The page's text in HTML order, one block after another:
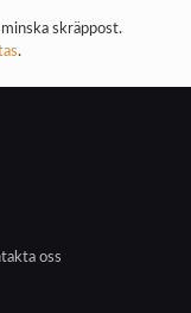
skräppost.
.
oss